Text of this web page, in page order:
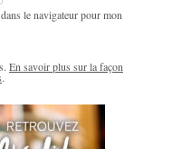
le navigateur pour mon
En savoir plus sur la façon
.